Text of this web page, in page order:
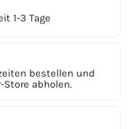
1-3 Tage
bestellen und
Store abholen.